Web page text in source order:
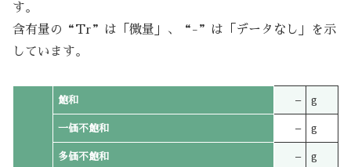
す。
含有量の“Tr”は「微量」、“-”は「データなし」を示
しています。
飽和 – g
一価不飽和 – g
多価不飽和 – g